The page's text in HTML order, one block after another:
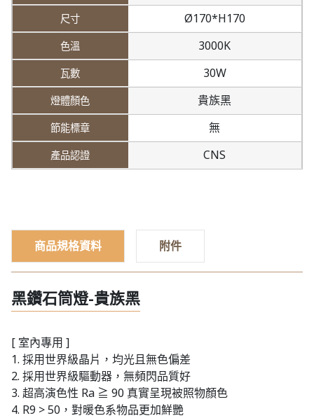
Ø170*H170
3000K
30W
貴族黑
無
CNS
商品規格資料 附件
黑鑽石筒燈-貴族黑
[ 室內專用 ]
1. 採用世界級晶片，均光且無色偏差
2. 採用世界級驅動器，無頻閃品質好
3. 超高演色性 Ra ≧ 90 真實呈現被照物顏色
4. R9 > 50，對暖色系物品更加鮮艷